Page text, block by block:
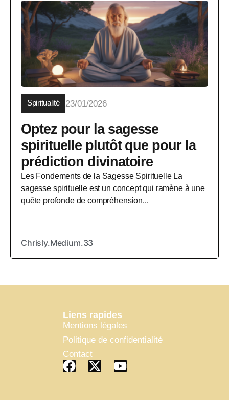
Spiritualité 23/01/2026
Optez pour la sagesse
spirituelle plutôt que pour la
prédiction divinatoire
Les Fondements de la Sagesse Spirituelle La
sagesse spirituelle est un concept qui ramène à une
quête profonde de compréhension...
Chrisly.Medium.33
Liens rapides
Mentions légales
Politique de confidentialité
Contact